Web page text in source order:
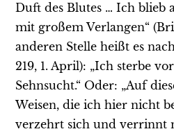
Duft des Blutes … Ich blieb
mit großem Verlangen“
anderen Stelle heißt es
219, 1. April): „Ich sterbe
Sehnsucht.“ Oder: „Auf
Weisen, die ich hier nicht
verzehrt sich und verrinnt